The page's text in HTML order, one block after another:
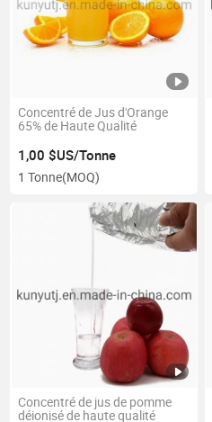
Concentré de Jus d'Orange
65% de Haute Qualité
1,00 $US/Tonne
1 Tonne(MOQ)
Concentré de jus de pomme
déionisé de haute qualité